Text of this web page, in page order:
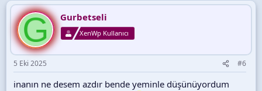
G Gurbetseli
XenWp Kullanıcı
5 Eki 2025 #6
inanın ne desem azdır bende yeminle düşünüyordum